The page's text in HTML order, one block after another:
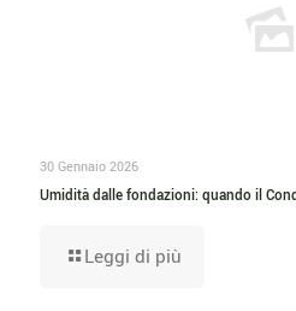
30 Gennaio 2026
Umidità dalle fondazioni: quando il
Leggi di più